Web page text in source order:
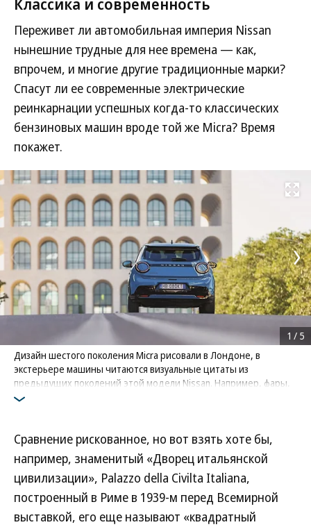
Переживет ли автомобильная империя Nissan
нынешние трудные для нее времена — как,
впрочем, и многие другие традиционные марки?
Спасут ли ее современные электрические
реинкарнации успешных когда-то классических
бензиновых машин вроде той же Micra? Время
покажет.
Развернуть
Дизайн шестого поколения Micra рисовали в Лондоне, в
экстерьере машины читаются визуальные цитаты из
предыдущих поколений этой модели Nissan. Например, фары,
словно глаза навыкате, культовые для Micra третьего поколения
1 / 5
Сравнение рискованное, но вот взять хоте бы,
например, знаменитый «Дворец итальянской
цивилизации», Palazzo della Civilta Italiana,
построенный в Риме в 1939-м перед Всемирной
выставкой, его еще называют «квадратный